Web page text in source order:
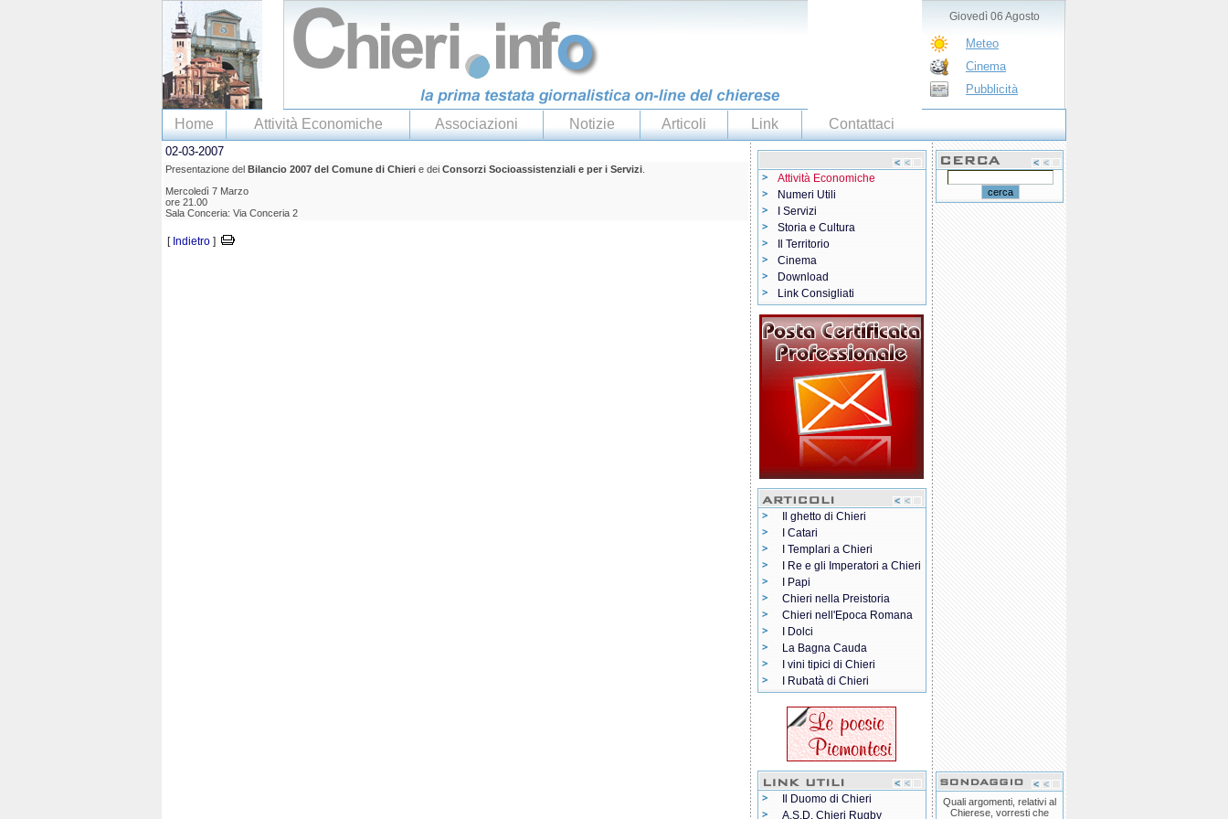
Giovedì 06 Agosto
Meteo
Cinema
Pubblicità
Home Attività Economiche Associazioni Notizie Articoli Link Contattaci
02-03-2007
Presentazione del Bilancio 2007 del Comune di Chieri e dei Consorzi Socioassistenziali e per i Servizi
Mercoledì 7 Marzo
ore 21.00
Sala Conceria: Via Conceria 2
[ Indietro ]
Attività Economiche
Numeri Utili
I Servizi
Storia e Cultura
Il Territorio
Cinema
Download
Link Consigliati
Il ghetto di Chieri
I Catari
I Templari a Chieri
I Re e gli Imperatori a Chieri
I Papi
Chieri nella Preistoria
Chieri nell'Epoca Romana
I Dolci
La Bagna Cauda
I vini tipici di Chieri
I Rubatà di Chieri
Il Duomo di Chieri
A.S.D. Chieri Rugby
Quali argomenti, relativi al
Chierese, vorresti che